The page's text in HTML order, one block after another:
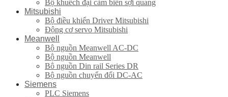
Bộ khuếch đại cảm biến sợi quang
Mitsubishi
Bộ điều khiển Driver Mitsubishi
Động cơ servo Mitsubishi
Meanwell
Bộ nguồn Meanwell AC-DC
Bộ nguồn Meanwell
Bô nguồn Din rail Series DR
Bộ nguồn chuyển đổi DC-AC
Siemens
PLC Siemens